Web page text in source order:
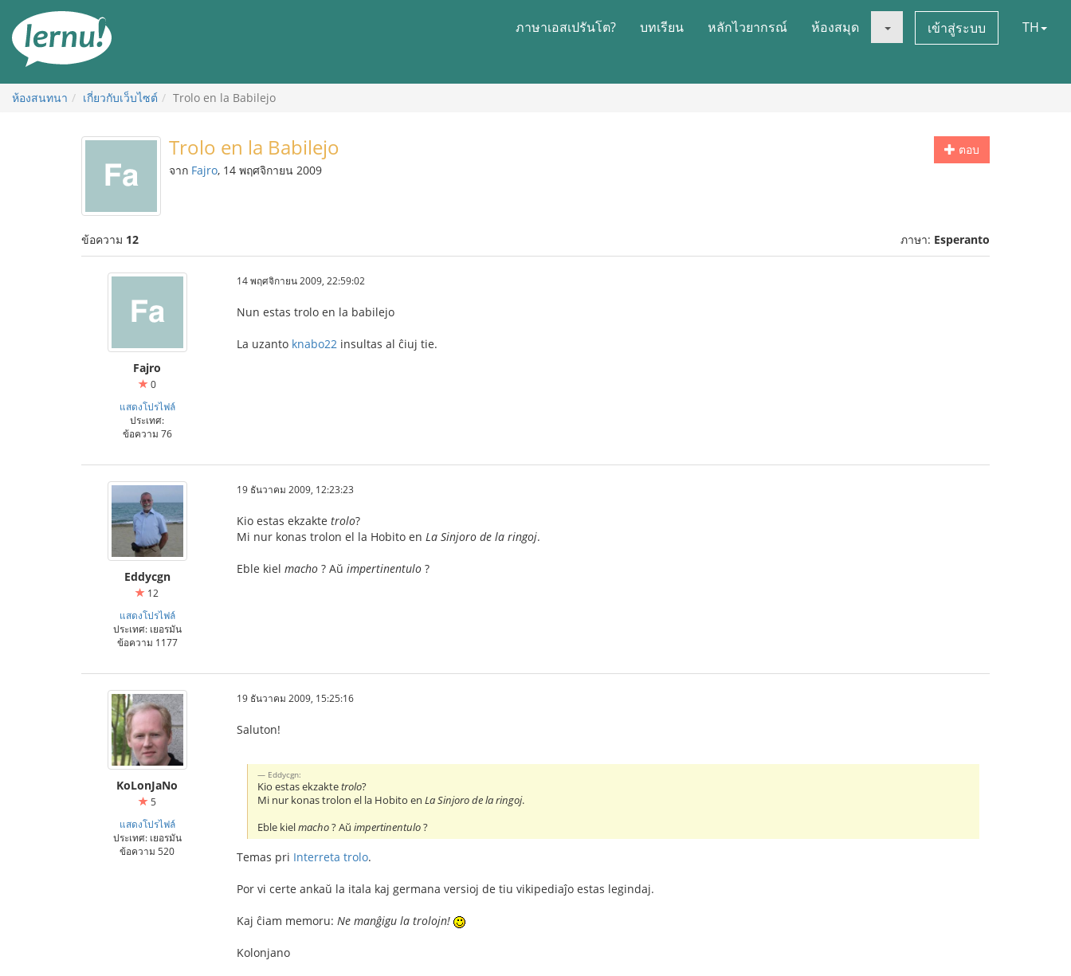
สารบัญ
ภาษาเอสเปรันโต? บทเรียน หลักไวยากรณ์ ห้องสมุด เข้าสู่ระบบ TH
ห้องสนทนา เกี่ยวกับเว็บไซต์ Trolo en la Babilejo
ตอบ
Trolo en la Babilejo
จาก Fajro, 14 พฤศจิกายน 2009
ข้อความ 12 ภาษา: Esperanto
Fajro
0
แสดงโปรไฟล์
ประเทศ:
ข้อความ 76
14 พฤศจิกายน 2009, 22:59:02
Nun estas trolo en la babilejo
La uzanto knabo22 insultas al ĉiuj tie.
Eddycgn
12
แสดงโปรไฟล์
ประเทศ: เยอรมัน
ข้อความ 1177
19 ธันวาคม 2009, 12:23:23
Kio estas ekzakte trolo?
Mi nur konas trolon el la Hobito en La Sinjoro de la ringoj.
Eble kiel macho ? Aŭ impertinentulo ?
KoLonJaNo
5
แสดงโปรไฟล์
ประเทศ: เยอรมัน
ข้อความ 520
19 ธันวาคม 2009, 15:25:16
Saluton!
Eddycgn:
Kio estas ekzaktetrolo?
Mi nur konas trolon el la Hobito enLa Sinjoro de la ringoj.
Eble kielmacho? Aŭimpertinentulo?
Temas pri Interreta trolo.
Por vi certe ankaŭ la itala kaj germana versioj de tiu vikipediaĵo estas legindaj.
Kaj ĉiam memoru: Ne manĝigu la trolojn!
Kolonjano